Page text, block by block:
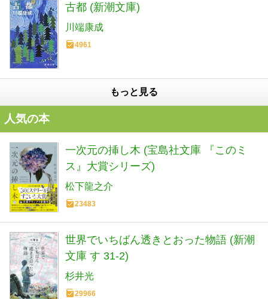
古都 (新潮文庫)
川端康成
4961
もっと見る
人気の本
一次元の挿し木 (宝島社文庫 『このミ
ス』大賞シリーズ)
松下龍之介
23483
世界でいちばん透きとおった物語 (新潮
文庫 す 31-2)
杉井光
29966